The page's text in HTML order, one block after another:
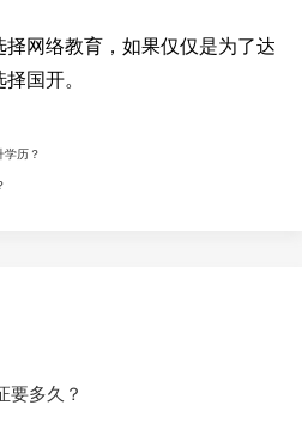
网络教育，如果仅仅是为了达
国开。
学历？
要多久？